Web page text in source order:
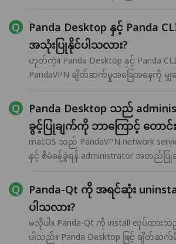
Panda Desktop နှင့်
အသုံးပြုနိုင်ပါသလား?
ဟုတ်ကဲ့။ Panda Desktop နှင့် Panda
PandaVPN ချိတ်ဆက်မှုအခြေအနေကို မ
Panda Desktop သည်
ခွင့်ပြုချက်ကို ဘာကြောင့် တောင်
macOS သည် PandaVPN network
နှင့် စီမံခန့်ခွဲရန် administrator အတည်
Panda-Qt ကို အရင်ဆုံး
ပါသလား?
မလိုပါ။ Panda-Qt ကို install လုပ်ထား
ပါသည်။ Panda Desktop ဖြင့် ချိတ်ဆက်